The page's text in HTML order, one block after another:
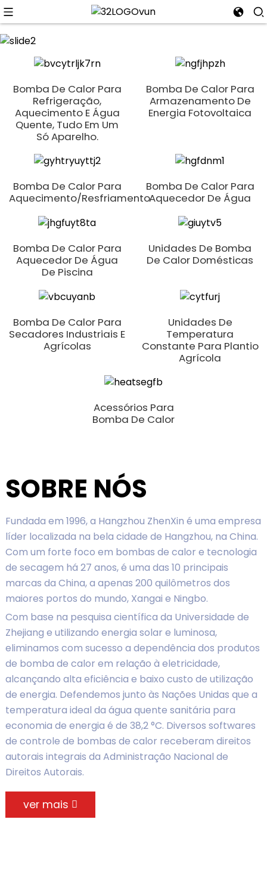
Bomba De Calor Para
Refrigeração,
Aquecimento E Água
Quente, Tudo Em Um
Só Aparelho.
Bomba De Calor Para
Armazenamento De
Energia Fotovoltaica
Bomba De Calor Para
Aquecimento/resfriamento
Bomba De Calor Para
Aquecedor De Água
Bomba De Calor Para
Aquecedor De Água
De Piscina
Unidades De Bomba
De Calor Domésticas
Bomba De Calor Para
Secadores Industriais E
Agrícolas
Unidades De
Temperatura
Constante Para Plantio
Agrícola
Acessórios Para
Bomba De Calor
SOBRE NÓS
Fundada em 1996, a Hangzhou ZhenXin é uma empresa
líder localizada na bela cidade de Hangzhou, na China.
Com um forte foco em bombas de calor e tecnologia
de secagem há 27 anos, é uma das 10 principais
marcas da China, a apenas 200 quilômetros dos
maiores portos do mundo, Xangai e Ningbo.
Com base na pesquisa científica da Universidade de
Zhejiang e utilizando energia solar e luminosa,
eliminamos com sucesso a dependência dos produtos
de bomba de calor em relação à eletricidade,
alcançando alta eficiência e baixo custo de utilização
de energia. Defendemos junto às Nações Unidas que a
temperatura ideal da água quente sanitária para
economia de energia é de 38,2 °C. Diversos softwares
de controle de bombas de calor receberam direitos
autorais integrais da Administração Nacional de
Direitos Autorais.
ver mais